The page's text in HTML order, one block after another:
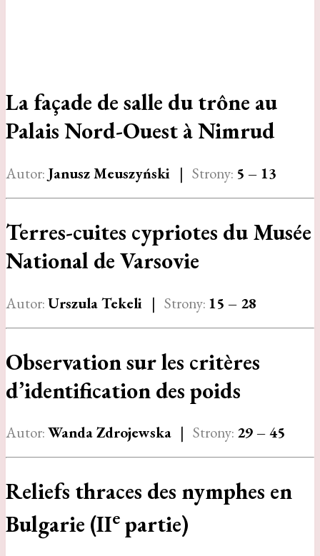
La façade de salle du trône au
Palais Nord-Ouest à Nimrud
Autor: Janusz Meuszyński | Strony: 5 – 13
Terres-cuites cypriotes du Musée
National de Varsovie
Autor:Urszula Tekeli | Strony: 15 – 28
Observation sur les critères
d’identification des poids
Autor:Wanda Zdrojewska | Strony: 29 – 45
Reliefs thraces des nymphes en
Bulgarie (IIe partie)